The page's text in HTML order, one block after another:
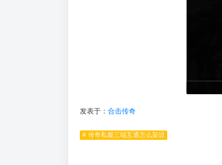
发表于： 合击传奇
# 传奇私服三端互通怎么架设